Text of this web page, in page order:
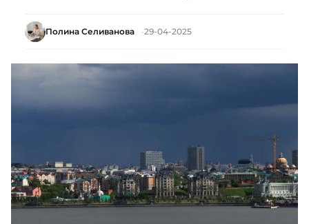
Полина Селиванова 29-04-2025